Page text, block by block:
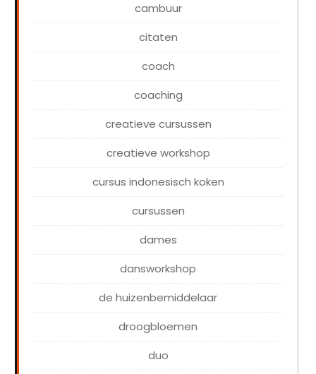
cambuur
citaten
coach
coaching
creatieve cursussen
creatieve workshop
cursus indonesisch koken
cursussen
dames
dansworkshop
de huizenbemiddelaar
droogbloemen
duo